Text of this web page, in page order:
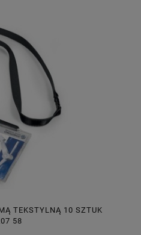
TEKSTYLNĄ 10 SZTUK
58